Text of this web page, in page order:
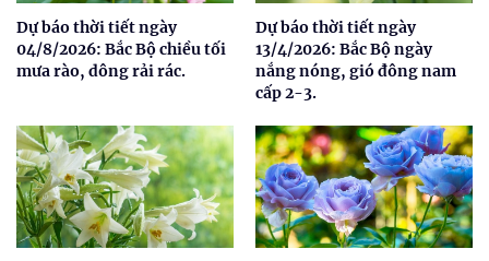
Dự báo thời tiết ngày
04/8/2026: Bắc Bộ chiều tối
mưa rào, dông rải rác.
Dự báo thời tiết ngày
13/4/2026: Bắc Bộ ngày
nắng nóng, gió đông nam
cấp 2-3.